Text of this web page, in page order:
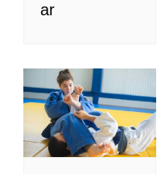
ar